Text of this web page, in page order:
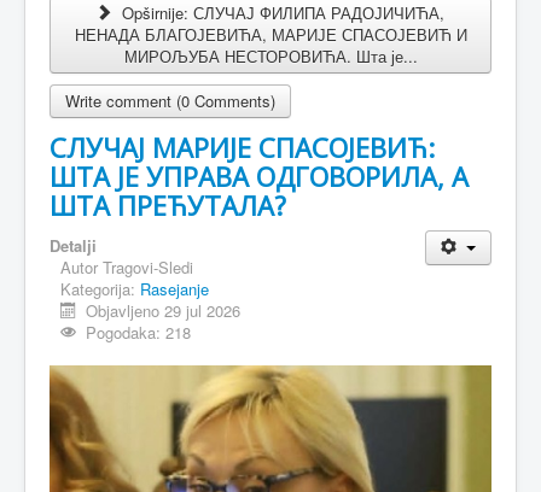
Opširnije: СЛУЧАЈ ФИЛИПА РАДОЈИЧИЋА,
НЕНАДА БЛАГОЈЕВИЋА, МАРИЈЕ СПАСОЈЕВИЋ И
МИРОЉУБА НЕСТОРОВИЋА. Шта је...
Write comment (0 Comments)
СЛУЧАЈ МАРИЈЕ СПАСОЈЕВИЋ:
ШТА ЈЕ УПРАВА ОДГОВОРИЛА, А
ШТА ПРЕЋУТАЛА?
Detalji
Autor Tragovi-Sledi
Kategorija: Rasejanje
Objavljeno 29 jul 2026
Pogodaka: 218